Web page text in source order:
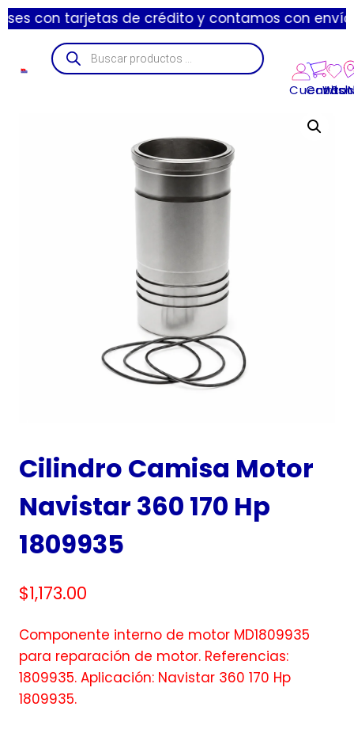
tarjetas de crédito y contamos con envíos
Cuenta
Carrito
Cilindro Camisa Motor
Navistar 360 170 Hp
1809935
$1,173.00
Componente interno de motor MD1809935
para reparación de motor. Referencias:
1809935. Aplicación: Navistar 360 170 Hp
1809935.